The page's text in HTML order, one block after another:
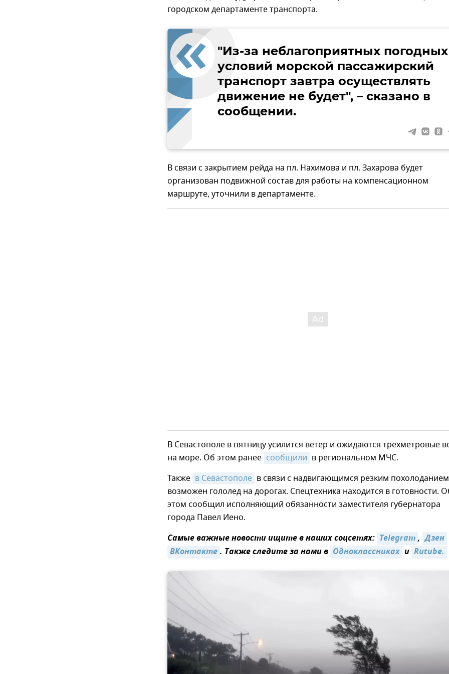
городском департаменте транспорта.
"Из-за неблагоприятных погодных
условий морской пассажирский
транспорт завтра осуществлять
движение не будет", – сказано в
сообщении.
В связи с закрытием рейда на пл. Нахимова и пл. Захарова будет
организован подвижной состав для работы на компенсационном
маршруте, уточнили в департаменте.
В Севастополе в пятницу усилится ветер и ожидаются трехметровые
на море. Об этом ранее сообщили в региональном МЧС.
Также в Севастополе в связи с надвигающимся резким похолоданием
возможен гололед на дорогах. Спецтехника находится в готовности.
этом сообщил исполняющий обязанности заместителя губернатора
города Павел Иено.
Самые важные новости ищите в наших соцсетях: Telegram, Дзен
ВКонтакте. Также следите за нами в Одноклассниках и Rutube.